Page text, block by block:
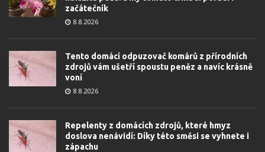
začátečník
8.8.2026
Tento domácí odpuzovač komárů z přírodních
zdrojů vám ušetří spoustu peněz a navíc krásně
voní
8.8.2026
Repelenty z domácích zdrojů, které hmyz
doslova nenávidí: Díky této směsi se vyhnete i
zápachu